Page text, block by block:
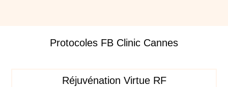
Protocoles FB Clinic Cannes
Réjuvénation Virtue RF